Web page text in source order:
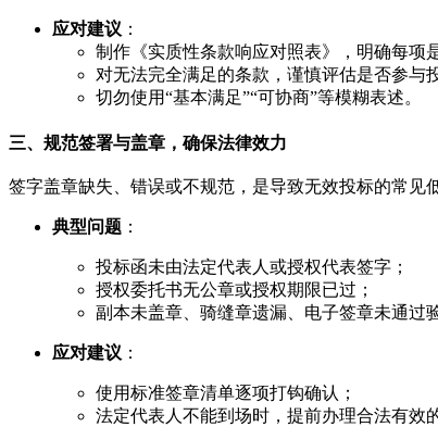
应对建议 ：
制作《实质性条款响应对照表》，明确每项
对无法完全满足的条款，谨慎评估是否参与
切勿使用“基本满足”“可协商”等模糊表述。
三、规范签署与盖章，确保法律效力
签字盖章缺失、错误或不规范，是导致无效投标的常见
典型问题 ：
投标函未由法定代表人或授权代表签字；
授权委托书无公章或授权期限已过；
副本未盖章、骑缝章遗漏、电子签章未通过
应对建议 ：
使用标准签章清单逐项打钩确认；
法定代表人不能到场时，提前办理合法有效